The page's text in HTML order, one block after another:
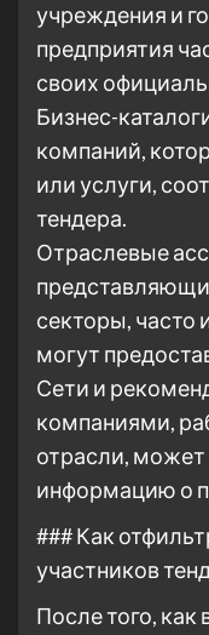
учреждения и
предприятия
своих
Бизнес-
компаний,
или услуги,
тендера.
Отраслевые
секторы, часто
могут
Сети и
компаниями,
отрасли, может
информацию о
### Как
участников
После того,